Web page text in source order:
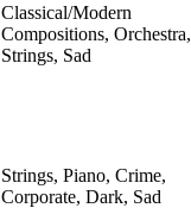
Classical/Modern
Compositions, Orchestra,
Strings, Sad
Strings, Piano, Crime,
Corporate, Dark, Sad